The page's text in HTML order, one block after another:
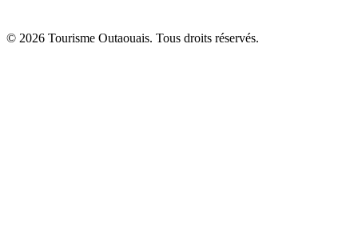
© 2026 Tourisme Outaouais. Tous droits réservés.